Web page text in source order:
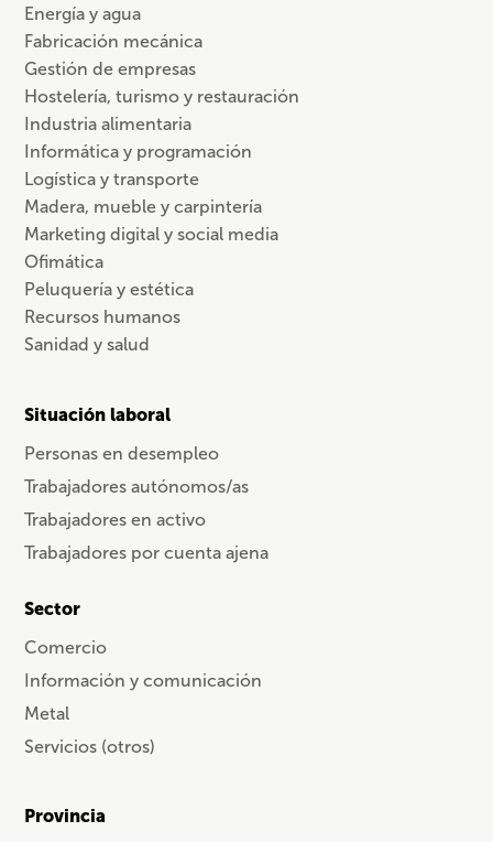
Energía y agua
Fabricación mecánica
Gestión de empresas
Hostelería, turismo y restauración
Industria alimentaria
Informática y programación
Logística y transporte
Madera, mueble y carpintería
Marketing digital y social media
Ofimática
Peluquería y estética
Recursos humanos
Sanidad y salud
Situación laboral
Personas en desempleo
Trabajadores autónomos/as
Trabajadores en activo
Trabajadores por cuenta ajena
Sector
Comercio
Información y comunicación
Metal
Servicios (otros)
Provincia